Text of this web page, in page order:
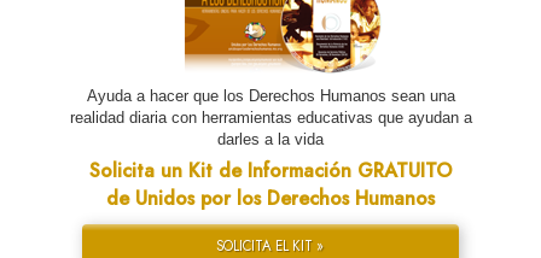
Ayuda a hacer que los Derechos Humanos sean una
realidad diaria con herramientas educativas que ayudan a
darles a la vida
Solicita un Kit de Información GRATUITO
de Unidos por los Derechos Humanos
SOLICITA EL KIT »